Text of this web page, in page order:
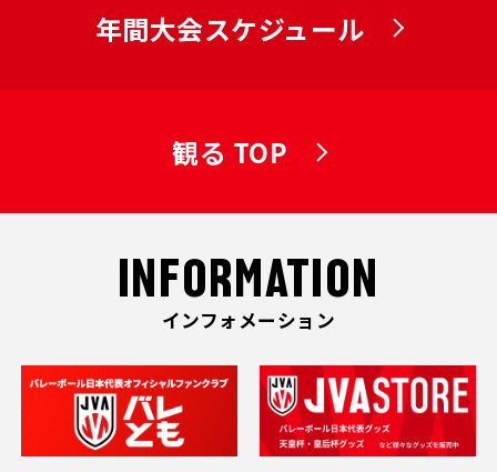
年間大会スケジュール
観る TOP
INFORMATION
インフォメーション